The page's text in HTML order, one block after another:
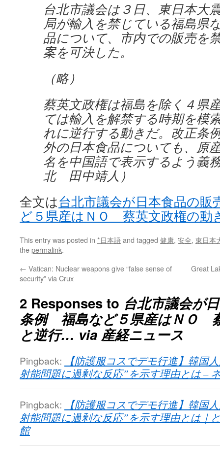
台北市議会は３日、東日本大
局が輸入を禁じている福島県
品について、市内での販売を
案を可決した。
（略）
蔡英文政権は福島を除く４県
ては輸入を解禁する時期を模
れに逆行する動きだ。改正条
外の日本食品についても、原
名を中国語で表示するよう義
北 田中靖人）
全文は台北市議会が日本食品の
ど５県産はＮＯ 蔡英文政権の
This entry was posted in *日本語and tagged 健康, 安全, 東日本
thepermalink.
← Vatican: Nuclear weapons give “false sense of
security” via Crux
Great
2 Responses to 台北市議会が
条例 福島など５県産はＮＯ
と逆行… via 産経ニュース
Pingback:
【防護服コスでデモ行進】韓国
射能問題に過剰な反応”を示す理由とは –
Pingback:
【防護服コスでデモ行進】韓国
射能問題に過剰な反応”を示す理由とは｜
館